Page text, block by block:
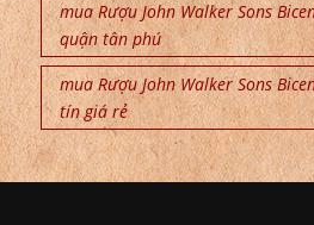
mua Rượu John Walker Sons
quận tân phú
mua Rượu John Walker Sons
tín giá rẻ